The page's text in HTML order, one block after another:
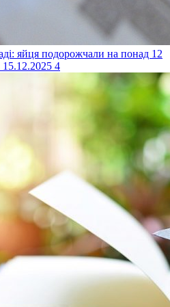
яйця подорожчали на понад 12
15.12.2025 4